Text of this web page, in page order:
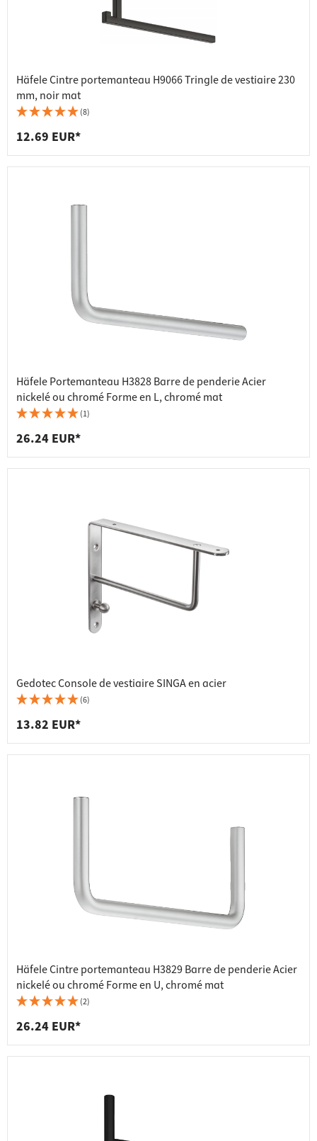
Häfele Cintre portemanteau H9066 Tringle de vestiaire 230
mm, noir mat
(8)
12.69 EUR*
Häfele Portemanteau H3828 Barre de penderie Acier
nickelé ou chromé Forme en L, chromé mat
(1)
26.24 EUR*
Gedotec Console de vestiaire SINGA en acier
(6)
13.82 EUR*
Häfele Cintre portemanteau H3829 Barre de penderie Acier
nickelé ou chromé Forme en U, chromé mat
(2)
26.24 EUR*